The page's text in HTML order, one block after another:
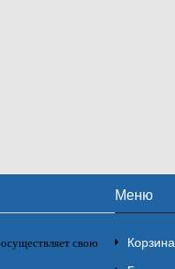
свою
Меню
Корзина